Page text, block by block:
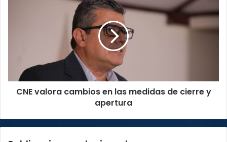
cierre
y
apertura
CNE valora cambios en las medidas de cierre y
apertura